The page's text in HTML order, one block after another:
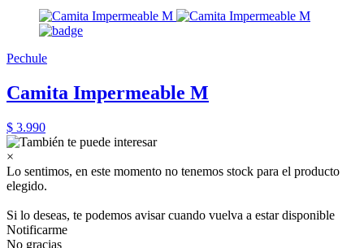
Pechule
Camita Impermeable M
$ 3.990
×
Lo sentimos, en este momento no tenemos stock para el producto
elegido.
Si lo deseas, te podemos avisar cuando vuelva a estar disponible
Notificarme
No gracias